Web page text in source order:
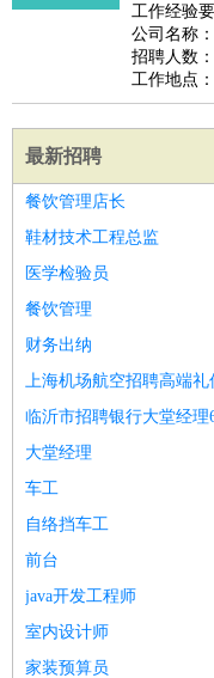
工作经验
公司名称
招聘人数
工作地点
最新招聘
餐饮管理店长
鞋材技术工程总监
医学检验员
餐饮管理
财务出纳
上海机场航空招聘高端礼
临沂市招聘银行大堂经理
大堂经理
车工
自络挡车工
前台
java开发工程师
室内设计师
家装预算员